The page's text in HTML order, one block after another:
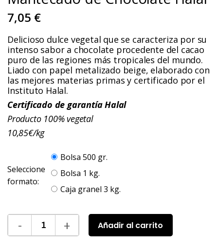
7,05 €
Delicioso dulce vegetal que se caracteriza por su
intenso sabor a chocolate procedente del cacao
puro de las regiones más tropicales del mundo.
Liado con papel metalizado beige, elaborado con
las mejores materias primas y certificado por el
Instituto Halal.
Certificado de garantía Halal
Producto 100% vegetal
10,85€/kg
Seleccione
formato:
Bolsa 500 gr.
Bolsa 1 kg.
Caja granel 3 kg.
Añadir al carrito